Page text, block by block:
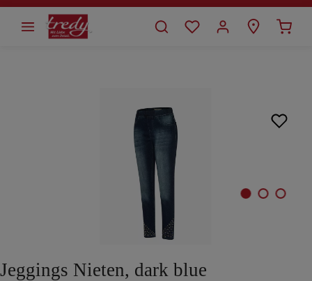
springen
Jeggings Nieten, dark blue